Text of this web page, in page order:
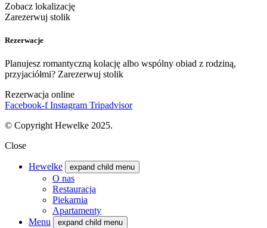
Zobacz lokalizację
Zarezerwuj stolik
Rezerwacje
Planujesz romantyczną kolację albo wspólny obiad z rodziną,
przyjaciółmi? Zarezerwuj stolik
Rezerwacja online
Facebook-f Instagram Tripadvisor
© Copyright Hewelke 2025.
Close
Hewelke expand child menu
O nas
Restauracja
Piekarnia
Apartamenty
Menu
expand child menu